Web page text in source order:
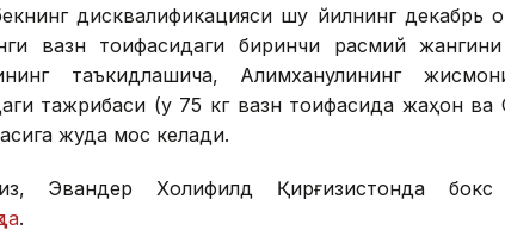
дисквалификацияси шу йилнинг декабрь
вазн тоифасидаги биринчи расмий
таъкидлашича, Алимханулининг
тажрибаси (у 75 кг вазн тоифасида жаҳон ва
жуда мос келади.
Эвандер Холифилд Қирғизистонда
.